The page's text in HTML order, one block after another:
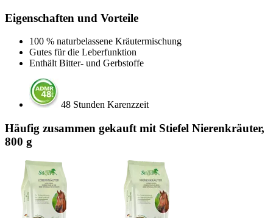
Eigenschaften und Vorteile
100 % naturbelassene Kräutermischung
Gutes für die Leberfunktion
Enthält Bitter- und Gerbstoffe
48 Stunden Karenzzeit
Häufig zusammen gekauft mit Stiefel Nierenkräuter,
800 g